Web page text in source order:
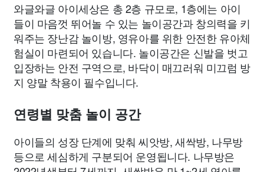
와글와글 아이세상은 총 2층 규모로, 1층에는 아이
들이 마음껏 뛰어놀 수 있는 놀이공간과 창의력을 키
워주는 장난감 놀이방, 영유아를 위한 안전한 유아체
험실이 마련되어 있습니다. 놀이공간은 신발을 벗고
입장하는 안전 구역으로, 바닥이 매끄러워 미끄럼 방
지 양말 착용이 필수입니다.
연령별 맞춤 놀이 공간
아이들의 성장 단계에 맞춰 씨앗방, 새싹방, 나무방
등으로 세심하게 구분되어 운영됩니다. 나무방은